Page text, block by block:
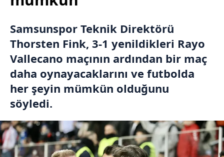
Samsunspor Teknik Direktörü
Thorsten Fink, 3-1 yenildikleri Rayo
Vallecano maçının ardından bir maç
daha oynayacaklarını ve futbolda
her şeyin mümkün olduğunu
söyledi.